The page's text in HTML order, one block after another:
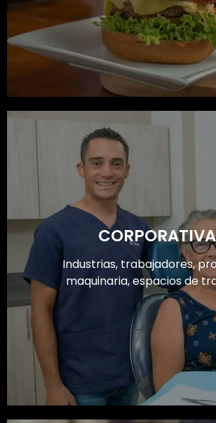
CORPORATIVA
Industrias, trabajadores,
maquinaria, espacios de